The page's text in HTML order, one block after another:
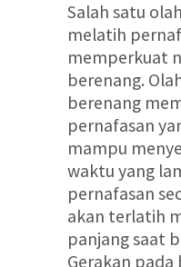
Salah satu
melatih
memperkuat
berenang.
berenang
pernafasan
mampu
waktu yang
pernafasan
akan terlatih
panjang saat
Gerakan pada